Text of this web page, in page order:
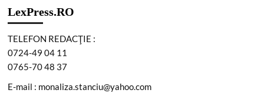
LexPress.RO
TELEFON REDACŢIE :
0724-49 04 11
0765-70 48 37
E-mail : monaliza.stanciu@yahoo.com